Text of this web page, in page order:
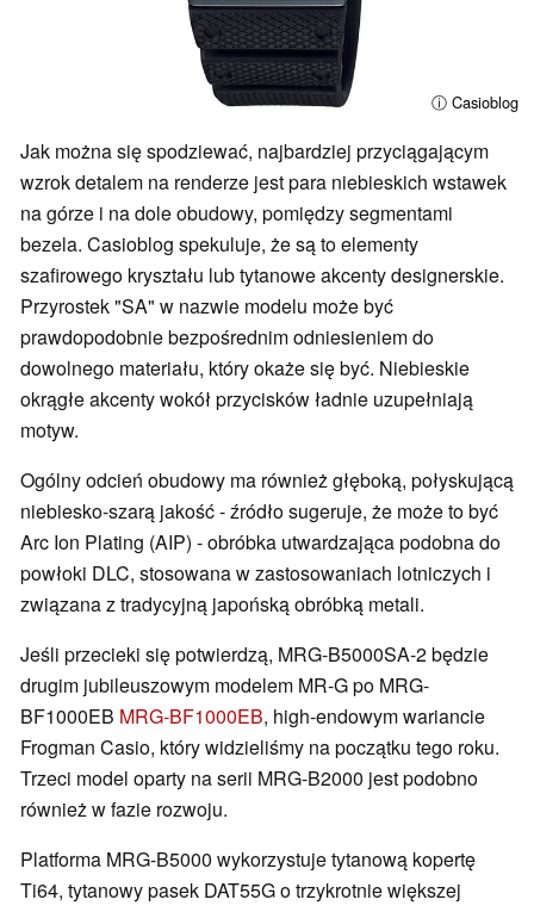
ⓘ Casioblog
Jak można się spodziewać, najbardziej przyciągającym
wzrok detalem na renderze jest para niebieskich wstawek
na górze i na dole obudowy, pomiędzy segmentami
bezela. Casioblog spekuluje, że są to elementy
szafirowego kryształu lub tytanowe akcenty designerskie.
Przyrostek "SA" w nazwie modelu może być
prawdopodobnie bezpośrednim odniesieniem do
dowolnego materiału, który okaże się być. Niebieskie
okrągłe akcenty wokół przycisków ładnie uzupełniają
motyw.
Ogólny odcień obudowy ma również głęboką, połyskującą
niebiesko-szarą jakość - źródło sugeruje, że może to być
Arc Ion Plating (AIP) - obróbka utwardzająca podobna do
powłoki DLC, stosowana w zastosowaniach lotniczych i
związana z tradycyjną japońską obróbką metali.
Jeśli przecieki się potwierdzą, MRG-B5000SA-2 będzie
drugim jubileuszowym modelem MR-G po MRG-
BF1000EB MRG-BF1000EB, high-endowym wariancie
Frogman Casio, który widzieliśmy na początku tego roku.
Trzeci model oparty na serii MRG-B2000 jest podobno
również w fazie rozwoju.
Platforma MRG-B5000 wykorzystuje tytanową kopertę
Ti64, tytanowy pasek DAT55G o trzykrotnie większej